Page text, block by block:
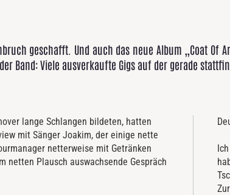
geschafft. Und auch das neue Album „Coat
Band: Viele ausverkaufte Gigs auf der gerade
lange Schlangen bildeten, hatten
mit Sänger Joakim, der einige nette
netterweise mit Getränken
netten Plausch auswachsende Gespräch